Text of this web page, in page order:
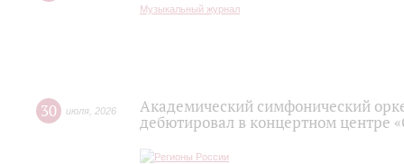
Музыкальный журнал
30 июля 2026
Академический симфонический
дебютировал в концертном центре